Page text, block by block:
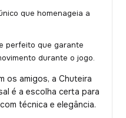
que homenageia a
perfeito que garante
durante o jogo.
os amigos, a Chuteira
é a escolha certa para
técnica e elegância.